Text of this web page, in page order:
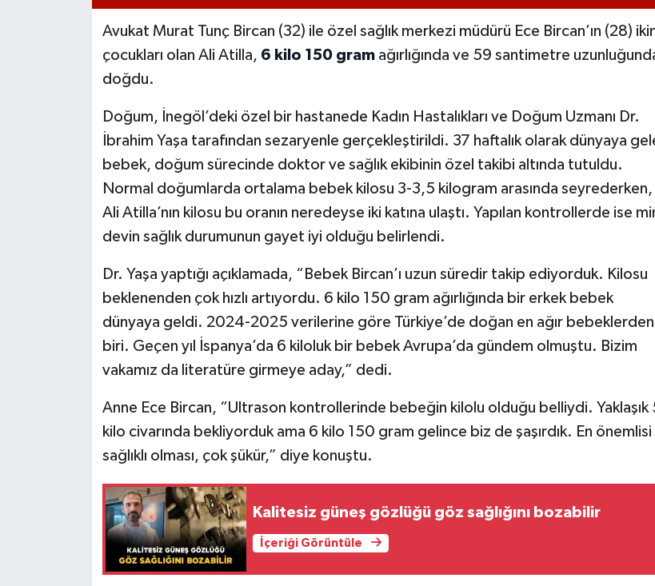
Avukat Murat Tunç Bircan (32) ile özel sağlık merkezi müdürü Ece Bircan’ın (28)
çocukları olan Ali Atilla, 6 kilo 150 gramağırlığında ve 59 santimetre
doğdu.
Doğum, İnegöl’deki özel bir hastanede Kadın Hastalıkları ve Doğum Uzmanı Dr.
İbrahim Yaşa tarafından sezaryenle gerçekleştirildi. 37 haftalık olarak dünyaya
bebek, doğum sürecinde doktor ve sağlık ekibinin özel takibi altında tutuldu.
Normal doğumlarda ortalama bebek kilosu 3-3,5 kilogram arasında seyrederken,
Ali Atilla’nın kilosu bu oranın neredeyse iki katına ulaştı. Yapılan kontrollerde ise
devin sağlık durumunun gayet iyi olduğu belirlendi.
Dr. Yaşa yaptığı açıklamada, “Bebek Bircan’ı uzun süredir takip ediyorduk. Kilosu
beklenenden çok hızlı artıyordu. 6 kilo 150 gram ağırlığında bir erkek bebek
dünyaya geldi. 2024-2025 verilerine göre Türkiye’de doğan en ağır bebeklerden
biri. Geçen yıl İspanya’da 6 kiloluk bir bebek Avrupa’da gündem olmuştu. Bizim
vakamız da literatüre girmeye aday,” dedi.
Anne Ece Bircan, “Ultrason kontrollerinde bebeğin kilolu olduğu belliydi. Yaklaşık
kilo civarında bekliyorduk ama 6 kilo 150 gram gelince biz de şaşırdık. En önemlisi
sağlıklı olması, çok şükür,” diye konuştu.
Kalitesiz güneş gözlüğü göz sağlığını bozabilir
İçeriği Görüntüle